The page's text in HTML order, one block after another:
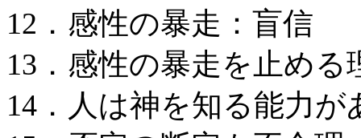
12．感性の暴走：盲信
13．感性の暴走を止める
14．人は神を知る能力が